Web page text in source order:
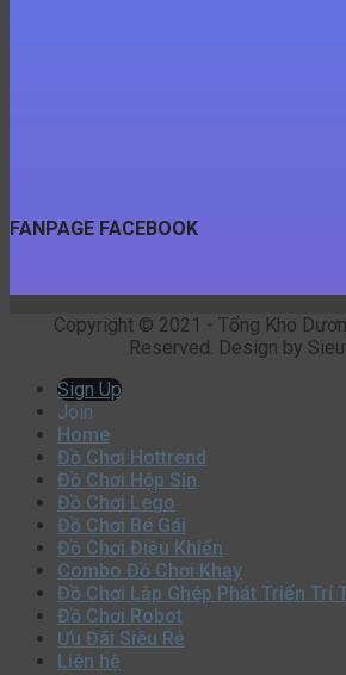
FANPAGE FACEBOOK
Copyright © 2021 - Tổng Kho
Reserved. Design by
Sign Up
Join
Home
Đồ Chơi Hottrend
Đồ Chơi Hộp Sịn
Đồ Chơi Lego
Đồ Chơi Bé Gái
Đồ Chơi Điều Khiển
Combo Đồ Chơi Khay
Đồ Chơi Lắp Ghép Phát Triển Trí
Đồ Chơi Robot
Ưu Đãi Siêu Rẻ
Liên hệ